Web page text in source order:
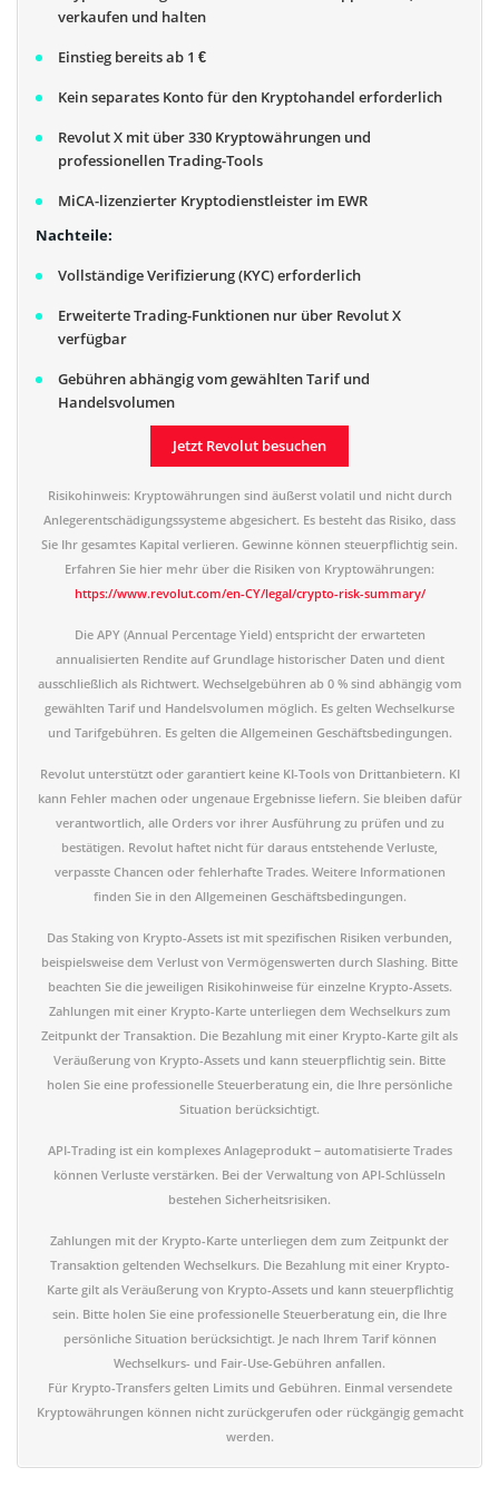
verkaufen und halten
Einstieg bereits ab 1 €
Kein separates Konto für den Kryptohandel erforderlich
Revolut X mit über 330 Kryptowährungen und
professionellen Trading-Tools
MiCA-lizenzierter Kryptodienstleister im EWR
Nachteile:
Vollständige Verifizierung (KYC) erforderlich
Erweiterte Trading-Funktionen nur über Revolut X
verfügbar
Gebühren abhängig vom gewählten Tarif und
Handelsvolumen
Jetzt Revolut besuchen
Risikohinweis: Kryptowährungen sind äußerst volatil und nicht durch
Anlegerentschädigungssysteme abgesichert. Es besteht das Risiko, dass
Sie Ihr gesamtes Kapital verlieren. Gewinne können steuerpflichtig sein.
Erfahren Sie hier mehr über die Risiken von Kryptowährungen:
https://www.revolut.com/en-CY/legal/crypto-risk-summary/
Die APY (Annual Percentage Yield) entspricht der erwarteten
annualisierten Rendite auf Grundlage historischer Daten und dient
ausschließlich als Richtwert. Wechselgebühren ab 0 % sind abhängig vom
gewählten Tarif und Handelsvolumen möglich. Es gelten Wechselkurse
und Tarifgebühren. Es gelten die Allgemeinen Geschäftsbedingungen.
Revolut unterstützt oder garantiert keine KI-Tools von Drittanbietern. KI
kann Fehler machen oder ungenaue Ergebnisse liefern. Sie bleiben dafür
verantwortlich, alle Orders vor ihrer Ausführung zu prüfen und zu
bestätigen. Revolut haftet nicht für daraus entstehende Verluste,
verpasste Chancen oder fehlerhafte Trades. Weitere Informationen
finden Sie in den Allgemeinen Geschäftsbedingungen.
Das Staking von Krypto-Assets ist mit spezifischen Risiken verbunden,
beispielsweise dem Verlust von Vermögenswerten durch Slashing. Bitte
beachten Sie die jeweiligen Risikohinweise für einzelne Krypto-Assets.
Zahlungen mit einer Krypto-Karte unterliegen dem Wechselkurs zum
Zeitpunkt der Transaktion. Die Bezahlung mit einer Krypto-Karte gilt als
Veräußerung von Krypto-Assets und kann steuerpflichtig sein. Bitte
holen Sie eine professionelle Steuerberatung ein, die Ihre persönliche
Situation berücksichtigt.
API-Trading ist ein komplexes Anlageprodukt – automatisierte Trades
können Verluste verstärken. Bei der Verwaltung von API-Schlüsseln
bestehen Sicherheitsrisiken.
Zahlungen mit der Krypto-Karte unterliegen dem zum Zeitpunkt der
Transaktion geltenden Wechselkurs. Die Bezahlung mit einer Krypto-
Karte gilt als Veräußerung von Krypto-Assets und kann steuerpflichtig
sein. Bitte holen Sie eine professionelle Steuerberatung ein, die Ihre
persönliche Situation berücksichtigt. Je nach Ihrem Tarif können
Wechselkurs- und Fair-Use-Gebühren anfallen.
Für Krypto-Transfers gelten Limits und Gebühren. Einmal versendete
Kryptowährungen können nicht zurückgerufen oder rückgängig gemacht
werden.